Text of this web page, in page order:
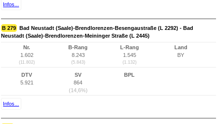
Infos...
B 279 Bad Neustadt (Saale)-Brendlorenzen-Besengaustraße (L 2292) - Bad
Neustadt (Saale)-Brendlorenzen-Meininger Straße (L 2445)
Nr.
1.602
(11.802)
B-Rang
8.243
(5.843)
L-Rang
1.545
(1.132)
Land
BY
DTV
5.921
SV
864
(14,6%)
BPL
Infos...